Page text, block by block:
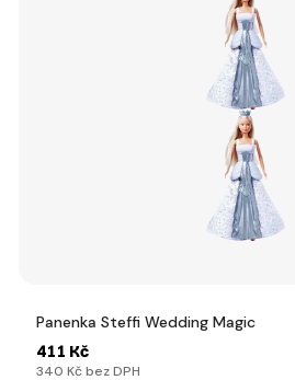
Panenka Steffi Wedding Magic
411 Kč
340 Kč bez DPH